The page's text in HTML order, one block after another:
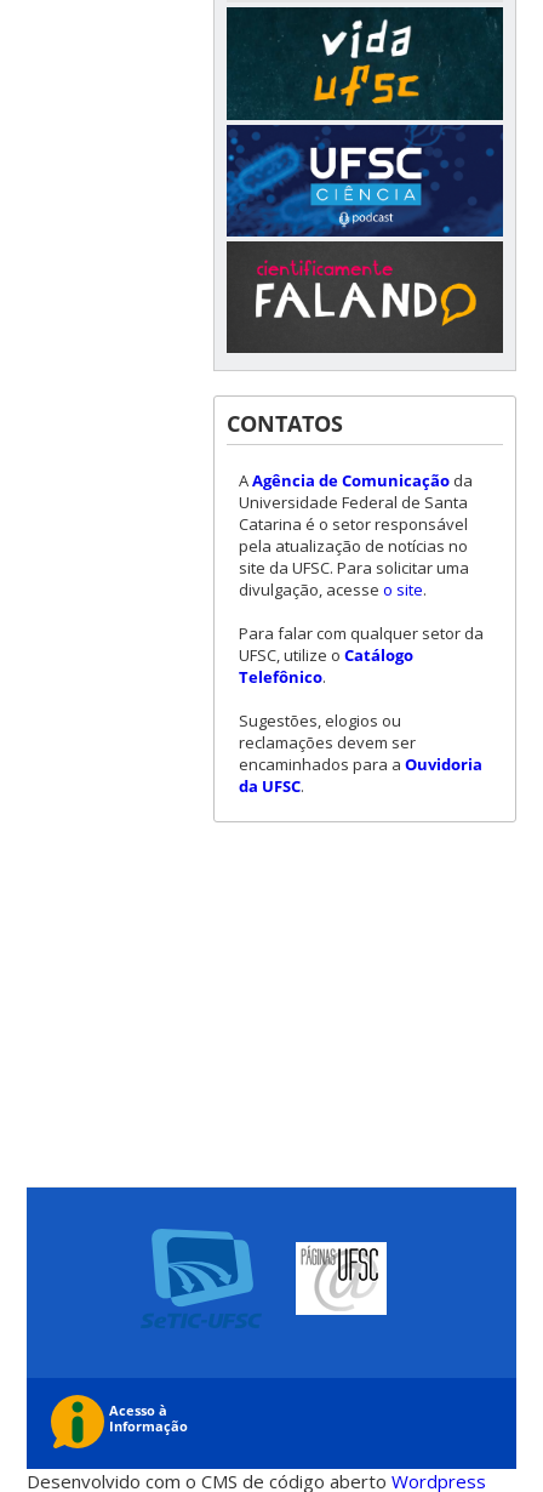
CONTATOS
AAgência de Comunicaçãoda
Universidade Federal de Santa
Catarina é o setor responsável
pela atualização de notícias no
site da UFSC. Para solicitar uma
divulgação, acesse o site.
Para falar com qualquer setor da
UFSC, utilize o Catálogo
Telefônico.
Sugestões, elogios ou
reclamações devem ser
encaminhados para a Ouvidoria
da UFSC.
Desenvolvido com o CMS de código abertoWordpress